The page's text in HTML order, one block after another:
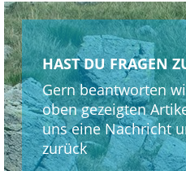
HAST DU FRAGEN
Gern beantworten
oben gezeigten
uns eine Nachricht
zurück